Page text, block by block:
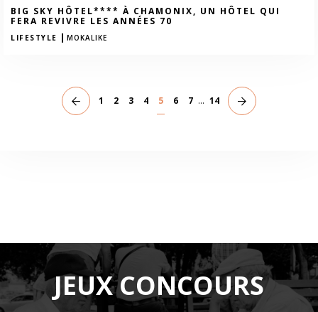
BIG SKY HÔTEL**** À CHAMONIX, UN HÔTEL QUI
FERA REVIVRE LES ANNÉES 70
LIFESTYLE | MOKALIKE
1 2 3 4 5 6 7 ... 14
JEUX CONCOURS